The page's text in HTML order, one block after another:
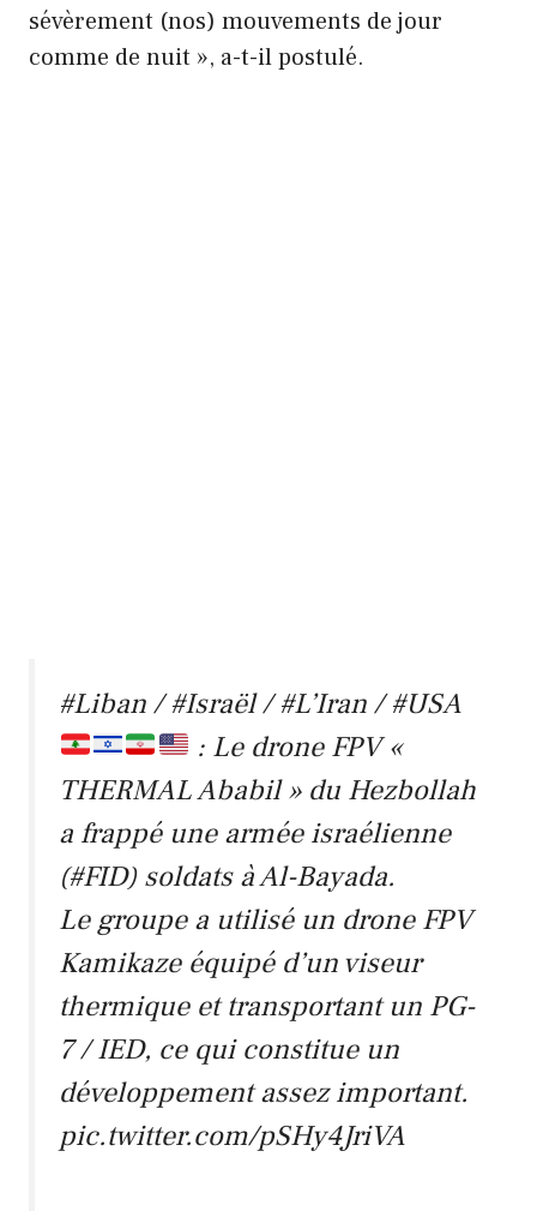
sévèrement (nos) mouvements de jour
comme de nuit », a-t-il postulé.
#Liban/#Israël/#L’Iran/#USA
: Le drone FPV «
THERMAL Ababil » du Hezbollah
a frappé une armée israélienne
(#FID) soldats à Al-Bayada.
Le groupe a utilisé un drone FPV
Kamikaze équipé d’un viseur
thermique et transportant un PG-
7 / IED, ce qui constitue un
développement assez important.
pic.twitter.com/pSHy4JriVA